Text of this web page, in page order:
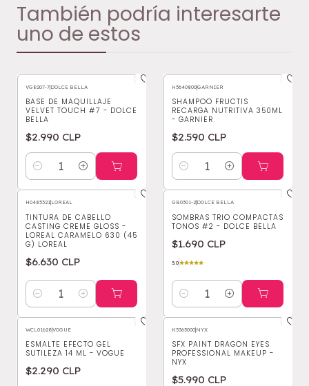
También podría interesarte
uno de estos
VG8207-7|DOLCE BELLA
BASE DE MAQUILLAJE
VELVET TOUCH #7 - DOLCE
BELLA
$2.990 CLP
Cantidad
H5640800|GARNIER
SHAMPOO FRUCTIS
RECARGA NUTRITIVA 350ML
- GARNIER
$2.590 CLP
Cantidad
H0485321|LOREAL
TINTURA DE CABELLO
CASTING CREME GLOSS -
LOREAL CARAMELO 630 (45
G) LOREAL
$6.630 CLP
Cantidad
GB0301-2|DOLCE BELLA
SOMBRAS TRIO COMPACTAS
TONOS #2 - DOLCE BELLA
$1.690 CLP
5.0
Cantidad
WCL01628|VOGUE
ESMALTE EFECTO GEL
SUTILEZA 14 ML - VOGUE
$2.290 CLP
K5365000|NYX
SFX PAINT DRAGON EYES
PROFESSIONAL MAKEUP -
NYX
$5.990 CLP